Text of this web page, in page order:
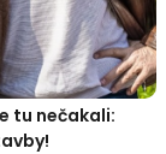
tu nečakali: